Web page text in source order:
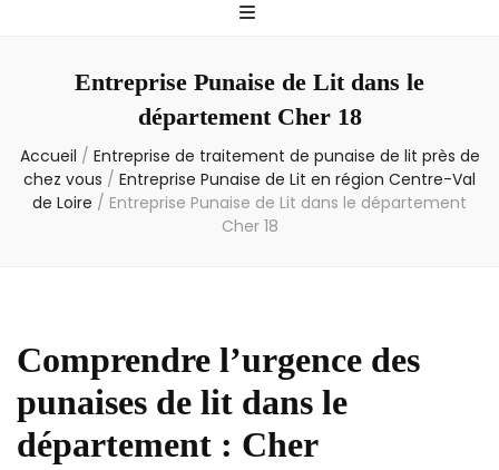
– Info
Entreprise Punaise de Lit dans le
département Cher 18
Accueil / Entreprise de traitement de punaise de lit près de
chez vous / Entreprise Punaise de Lit en région Centre-Val
de Loire / Entreprise Punaise de Lit dans le département
Cher 18
Comprendre l’urgence des
punaises de lit dans le
département : Cher